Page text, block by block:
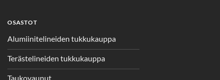
OSASTOT
Alumiinitelineiden tukkukauppa
Terästelineiden tukkukauppa
Taukovaunut